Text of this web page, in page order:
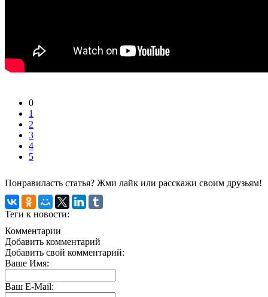
0
1
2
3
4
5
Понравиласть статья? Жми лайк или расскажи своим друзьям!
Теги к новости:
Комментарии
Добавить комментарий
Добавить свой комментарий:
Ваше Имя:
Ваш E-Mail: